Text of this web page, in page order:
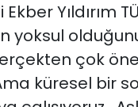
Ekber
yoksul
çok
küresel bir